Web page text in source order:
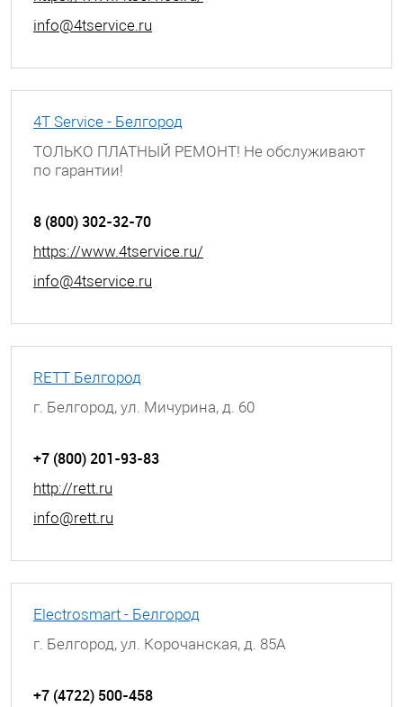
info@4tservice.ru
4T Service - Белгород
ТОЛЬКО ПЛАТНЫЙ РЕМОНТ! Не обслуживают
по гарантии!
8 (800) 302-32-70
https://www.4tservice.ru/
info@4tservice.ru
RETT Белгород
г. Белгород, ул. Мичурина, д. 60
+7 (800) 201-93-83
http://rett.ru
info@rett.ru
Electrosmart - Белгород
г. Белгород, ул. Корочанская, д. 85А
+7 (4722) 500-458